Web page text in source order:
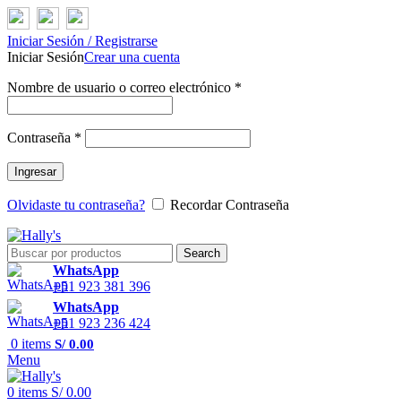
Iniciar Sesión / Registrarse
Iniciar SesiónCrear una cuenta
Nombre de usuario o correo electrónico *
Contraseña *
Ingresar
Olvidaste tu contraseña? Recordar Contraseña
Search
WhatsApp
+51 923 381 396
WhatsApp
+51 923 236 424
0 items S/0.00
Menu
0 items S/0.00